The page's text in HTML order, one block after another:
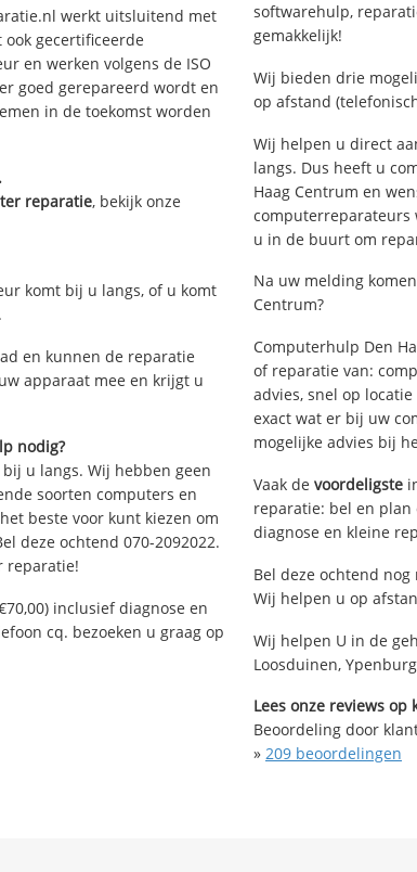
werkt uitsluitend met
gecertificeerde
en werken volgens de ISO
goed gerepareerd wordt en
in de toekomst worden
reparatie, bekijk onze
komt bij u langs, of u komt
.
en kunnen de reparatie
apparaat mee en krijgt u
nodig?
u langs. Wij hebben geen
soorten computers en
beste voor kunt kiezen om
deze ochtend 070-2092022.
reparatie!
inclusief diagnose en
cq. bezoeken u graag op
softwarehulp,
gemakkelijk!
Wij bieden drie
op afstand
Wij helpen u direct
langs. Dus heeft u
Haag Centrum en
computerreparateurs
u in de buurt om
Na uw melding
Centrum?
Computerhulp Den
of reparatie van:
advies, snel op
exact wat er bij uw
mogelijke advies bij
Vaak de voordeligste
reparatie: bel en plan
diagnose en kleine
Bel deze ochtend
Wij helpen u op
Wij helpen U in de
Loosduinen,
Lees onze reviews
Beoordeling door
» 209 beoordelingen